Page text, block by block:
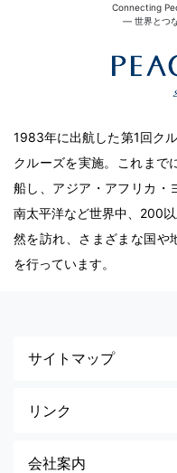
Connecting
― 世界とつ
1983年に出航した第1回ク
クルーズを実施。これまで
船し、アジア・アフリカ・
南太平洋など世界中、200
然を訪れ、さまざまな国や
を行っています。
サイトマップ
リンク
会社案内